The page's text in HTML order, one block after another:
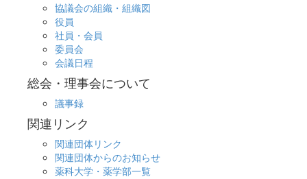
協議会の組織・組織図
役員
社員・会員
委員会
会議日程
総会・理事会について
議事録
関連リンク
関連団体リンク
関連団体からのお知らせ
薬科大学・薬学部一覧